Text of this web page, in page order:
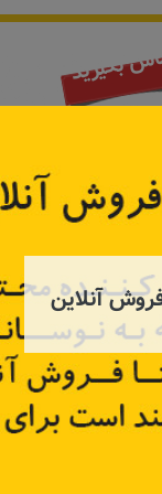
بگیرید
شمع موتور کولیوس قدیم،NEW،
آنلاین